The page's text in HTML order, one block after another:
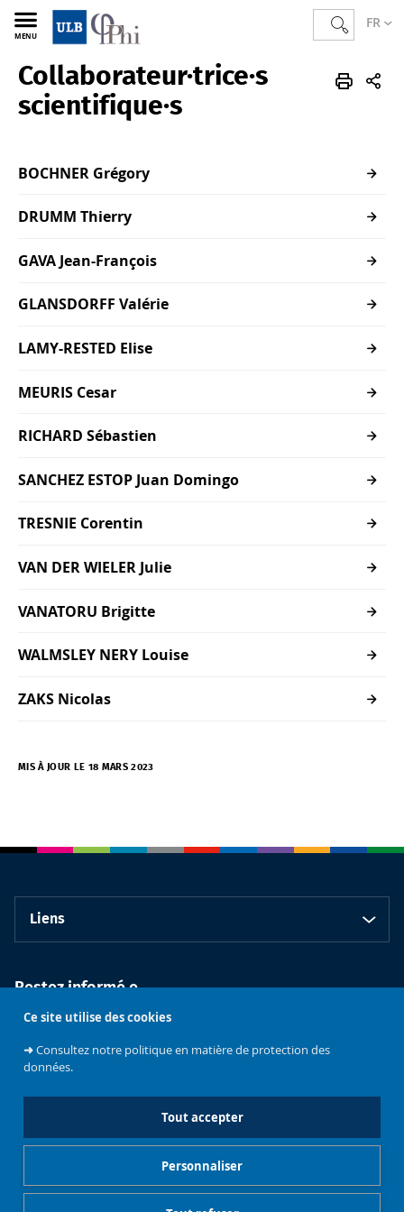
Ce site utilise des cookies
➜Consultez notre politique en matière de protection des
données.
Tout accepter
Personnaliser
FR
MENU
PHI Membres
Corps scientifique
Collaborateur·trice·s scientifique·s
Collaborateur·trice·s
scientifique·s
BOCHNER Grégory
DRUMM Thierry
GAVA Jean-François
GLANSDORFF Valérie
LAMY-RESTED Elise
MEURIS Cesar
RICHARD Sébastien
SANCHEZ ESTOP Juan Domingo
TRESNIE Corentin
VAN DER WIELER Julie
VANATORU Brigitte
WALMSLEY NERY Louise
ZAKS Nicolas
MIS À JOUR LE 18 MARS 2023
Liens
Restez informé.e
Faculté de
sociales
L'université